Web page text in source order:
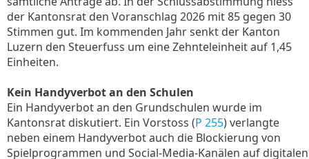
der Kantonsrat den Voranschlag 2026 mit 85 gegen 30
Stimmen gut. Im kommenden Jahr senkt der Kanton
Luzern den Steuerfuss um eine Zehnteleinheit auf 1,45
Einheiten.
Kein Handyverbot an den Schulen
Ein Handyverbot an den Grundschulen wurde im
Kantonsrat diskutiert. Ein Vorstoss (P 255) verlangte
neben einem Handyverbot auch die Blockierung von
Spielprogrammen und Social-Media-Kanälen auf digitalen